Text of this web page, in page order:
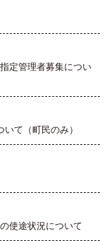
定管理者募集につい
て（町民のみ）
使途状況について